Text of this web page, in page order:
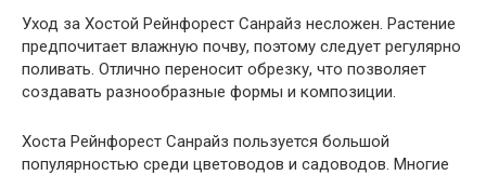
Уход за Хостой Рейнфорест Санрайз несложен. Растение
предпочитает влажную почву, поэтому следует регулярно
поливать. Отлично переносит обрезку, что позволяет
создавать разнообразные формы и композиции.
Хоста Рейнфорест Санрайз пользуется большой
популярностью среди цветоводов и садоводов. Многие